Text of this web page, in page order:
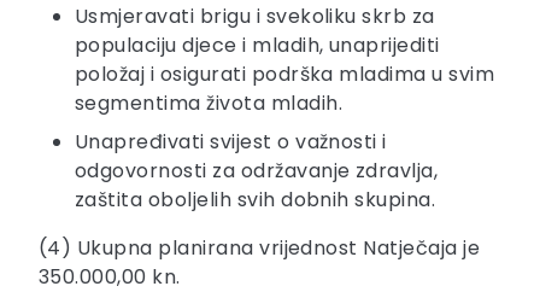
Usmjeravati brigu i svekoliku skrb za
populaciju djece i mladih, unaprijediti
položaj i osigurati podrška mladima u svim
segmentima života mladih.
Unapređivati svijest o važnosti i
odgovornosti za održavanje zdravlja,
zaštita oboljelih svih dobnih skupina.
(4) Ukupna planirana vrijednost Natječaja je
350.000,00 kn.